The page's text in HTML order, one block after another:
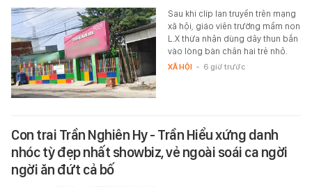
Sau khi clip lan truyền trên mạng
xã hội, giáo viên trường mầm non
L.X thừa nhận dùng dây thun bắn
vào lòng bàn chân hai trẻ nhỏ.
XÃ HỘI - 6 giờ trước
Con trai Trần Nghiên Hy - Trần Hiểu xứng danh
nhóc tỳ đẹp nhất showbiz, vẻ ngoài soái ca ngời
ngời ăn đứt cả bố